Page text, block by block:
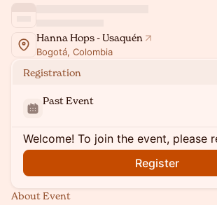
Hanna Hops - Usaquén
Bogotá, Colombia
Registration
Past Event
Welcome! To join the event, please
Register
About Event